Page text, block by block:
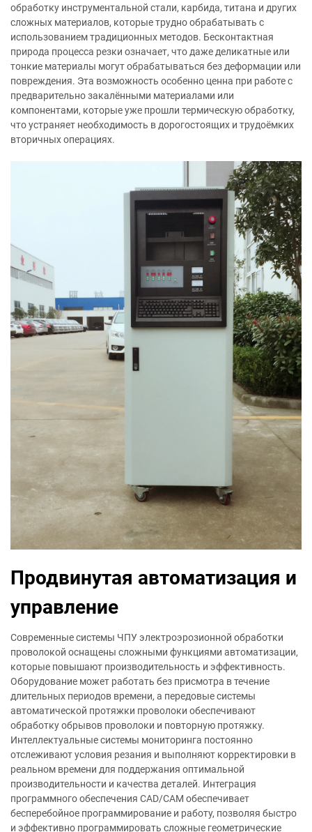
обработку инструментальной стали, карбида, титана и других
сложных материалов, которые трудно обрабатывать с
использованием традиционных методов. Бесконтактная
природа процесса резки означает, что даже деликатные или
тонкие материалы могут обрабатываться без деформации или
повреждения. Эта возможность особенно ценна при работе с
предварительно закалёнными материалами или
компонентами, которые уже прошли термическую обработку,
что устраняет необходимость в дорогостоящих и трудоёмких
вторичных операциях.
Продвинутая автоматизация и
управление
Современные системы ЧПУ электроэрозионной обработки
проволокой оснащены сложными функциями автоматизации,
которые повышают производительность и эффективность.
Оборудование может работать без присмотра в течение
длительных периодов времени, а передовые системы
автоматической протяжки проволоки обеспечивают
обработку обрывов проволоки и повторную протяжку.
Интеллектуальные системы мониторинга постоянно
отслеживают условия резания и выполняют корректировки в
реальном времени для поддержания оптимальной
производительности и качества деталей. Интеграция
программного обеспечения CAD/CAM обеспечивает
бесперебойное программирование и работу, позволяя быстро
и эффективно программировать сложные геометрические